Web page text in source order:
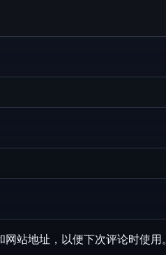
站地址，以便下次评论时使用。